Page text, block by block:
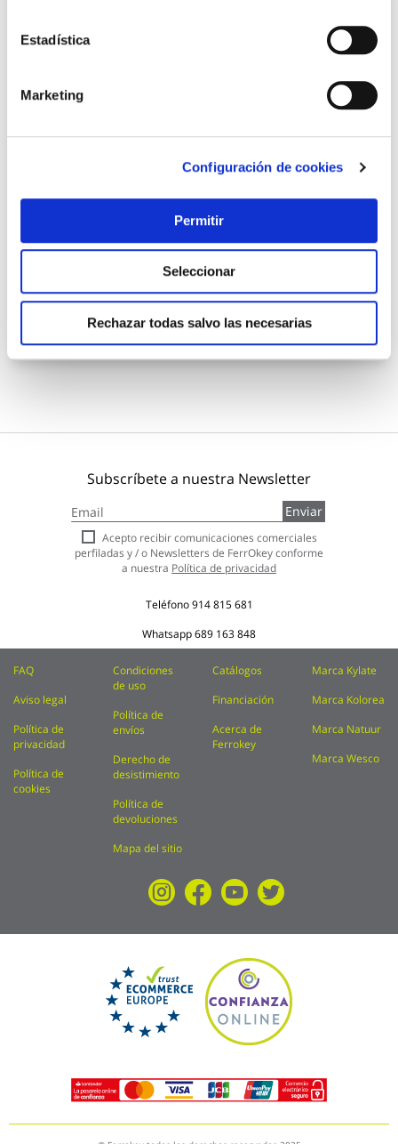
Estadística
Marketing
Configuración de cookies
Permitir
Seleccionar
Rechazar todas salvo las necesarias
Lijadora banda 920w wesco
Wesco
61,46 €
Añadir al carrito
Subscríbete a nuestra Newsletter
a
nuestro
boletín
de
Enviar
Acepto recibir comunicaciones comerciales
perfiladas y / o Newsletters de FerrOkey conforme
a nuestra Política de privacidad
Teléfono914 815 681
Whatsapp689 163 848
FAQ
Aviso legal
Política de
privacidad
Política de
cookies
Condiciones
de uso
Política de
envíos
Derecho de
desistimiento
Política de
devoluciones
Mapa del sitio
Catálogos
Financiación
Acerca de
Ferrokey
Marca Kylate
Marca Kolorea
Marca Natuur
Marca Wesco